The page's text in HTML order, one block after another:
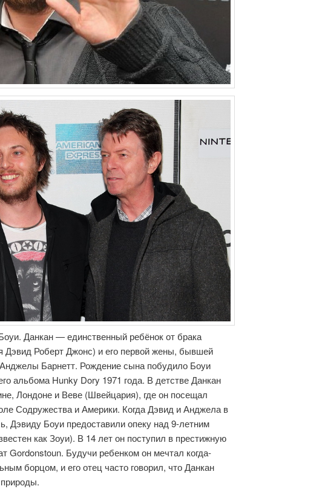
Данкан — единственный ребёнок от брака
Дэвид Роберт Джонс) и его первой жены, бывшей
Барнетт. Рождение сына побудило Боуи
альбома Hunky Dory 1971 года. В детстве Данкан
Лондоне и Веве (Швейцария), где он посещал
Содружества и Америки. Когда Дэвид и Анджела в
Дэвиду Боуи предоставили опеку над 9-летним
как Зоуи). В 14 лет он поступил в престижную
Gordonstoun. Будучи ребенком он мечтал когда-
борцом, и его отец часто говорил, что Данкан